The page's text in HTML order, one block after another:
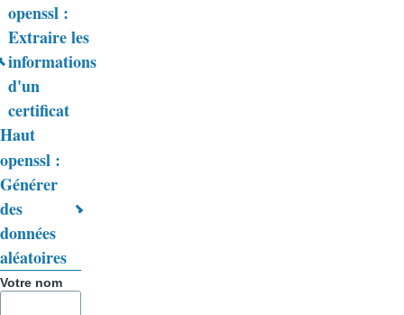
Liens
transversaux
de
livre
pour
Trucs
&
Astuces
openssl :
Extraire les
informations
d'un
certificat
Haut
openssl :
Générer
des
données
aléatoires
Votre nom